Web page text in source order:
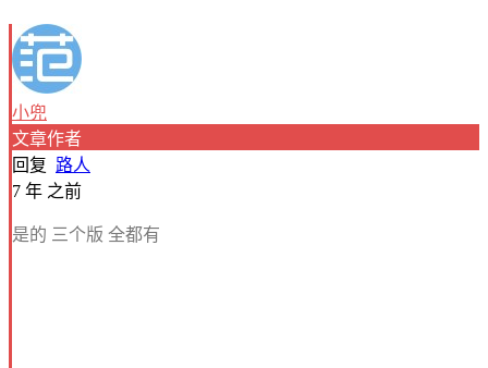
小兜
文章作者
回复 路人
7 年 之前
是的 三个版 全都有